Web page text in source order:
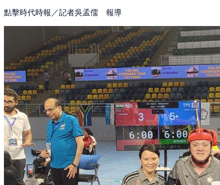
點擊時代時報／記者吳孟儒 報導